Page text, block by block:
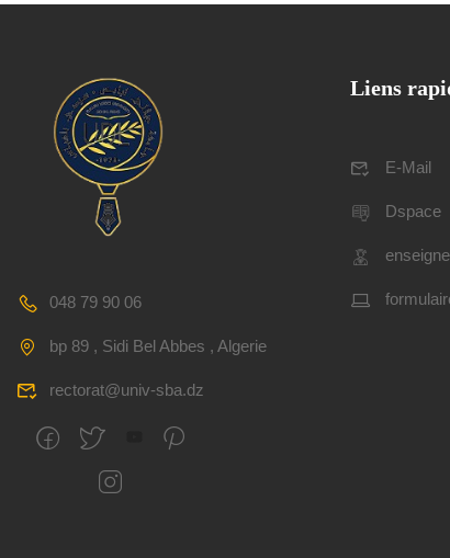
048 79 90 06
bp 89 , Sidi Bel Abbes , Algerie
rectorat@univ-sba.dz
Liens
E-Mail
Dspace